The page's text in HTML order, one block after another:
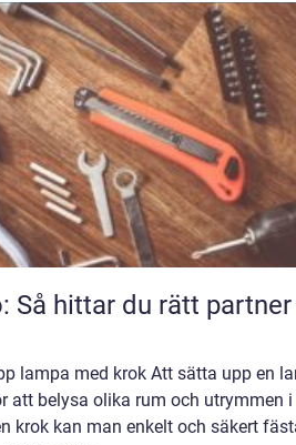
Så hittar du rätt
lampa med krok Att sätta upp en
att belysa olika rum och utrymmen i
krok kan man enkelt och säkert